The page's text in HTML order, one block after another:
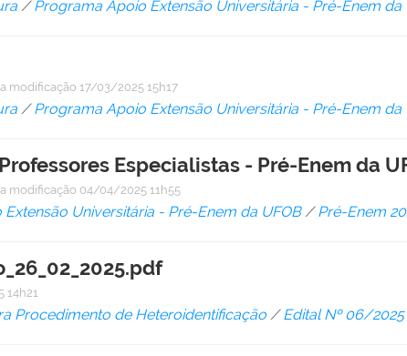
/Programa Apoio Extensão Universitária - Pré-Enem da
modificação 17/03/2025 15h17
/Programa Apoio Extensão Universitária - Pré-Enem da
Especialistas - Pré-Enem da
modificação 04/04/2025 11h55
Universitária - Pré-Enem da UFOB /Pré-Enem
14h21
Procedimento de Heteroidentificação /Edital Nº 06/